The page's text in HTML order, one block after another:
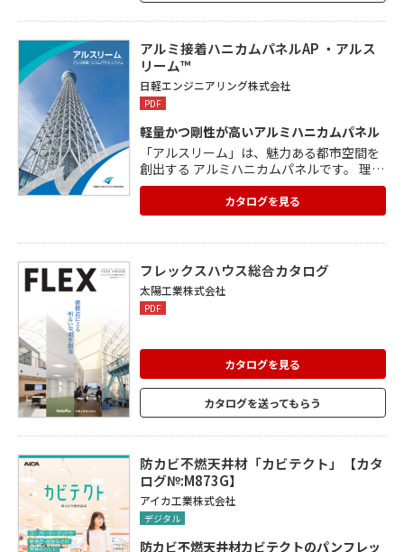
アルミ接着ハニカムパネルAP ・アルス
リーム™
日軽エンジニアリング株式会社
PDF
軽量かつ剛性が高いアルミハニカムパネル
「アルスリーム」は、魅力ある都市空間を
創出する アルミハニカムパネルです。 理想
的な構造であるハニカムパネルを建築土木
分野に 普及させるため、弾力性の高い接着
剤を開発し、 SLEAM工法によるアルミハニ
環境下で求められる、耐候性、耐水性、 耐
熱性をクリアーしています。 超高層ビルカ
ーテンウォールから屋根、庇まで 多くの実
績を重ねています。
カタログを見る
フレックスハウス総合カタログ
太陽工業株式会社
PDF
カタログを見る
カタログを送ってもらう
防カビ不燃天井材「カビテクト」【カタ
ログ№:M873G】
アイカ工業株式会社
デジタル
防カビ不燃天井材カビテクトのパンフレッ